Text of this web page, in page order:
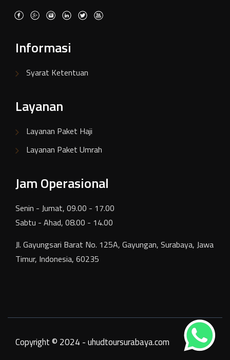
Informasi
Syarat Ketentuan
Layanan
Layanan Paket Haji
Layanan Paket Umrah
Jam Operasional
Senin - Jumat, 09.00 - 17.00
Sabtu - Ahad, 08.00 - 14.00
Jl. Gayungsari Barat No. 125A, Gayungan, Surabaya, Jawa
Timur, Indonesia, 60235
Copyright © 2024 - uhudtoursurabaya.com